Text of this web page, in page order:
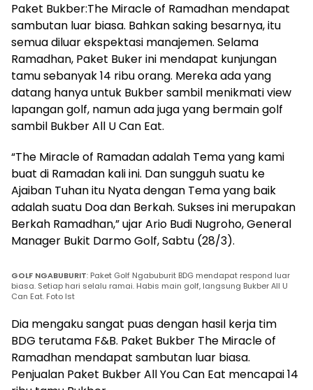
Paket Bukber:The Miracle of Ramadhan mendapat
sambutan luar biasa. Bahkan saking besarnya, itu
semua diluar ekspektasi manajemen. Selama
Ramadhan, Paket Buker ini mendapat kunjungan
tamu sebanyak 14 ribu orang. Mereka ada yang
datang hanya untuk Bukber sambil menikmati view
lapangan golf, namun ada juga yang bermain golf
sambil Bukber All U Can Eat.
“The Miracle of Ramadan adalah Tema yang kami
buat di Ramadan kali ini. Dan sungguh suatu ke
Ajaiban Tuhan itu Nyata dengan Tema yang baik
adalah suatu Doa dan Berkah. Sukses ini merupakan
Berkah Ramadhan,” ujar Ario Budi Nugroho, General
Manager Bukit Darmo Golf, Sabtu (28/3).
GOLF NGABUBURIT: Paket Golf Ngabuburit BDG mendapat respond luar
biasa. Setiap hari selalu ramai. Habis main golf, langsung Bukber All U
Can Eat. Foto Ist
Dia mengaku sangat puas dengan hasil kerja tim
BDG terutama F&B. Paket Bukber The Miracle of
Ramadhan mendapat sambutan luar biasa.
Penjualan Paket Bukber All You Can Eat mencapai 14